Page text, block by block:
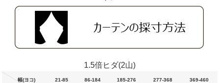
1.5倍ヒダ(2山)
幅(ヨコ) 21-85 86-184 185-276 277-368 369-460